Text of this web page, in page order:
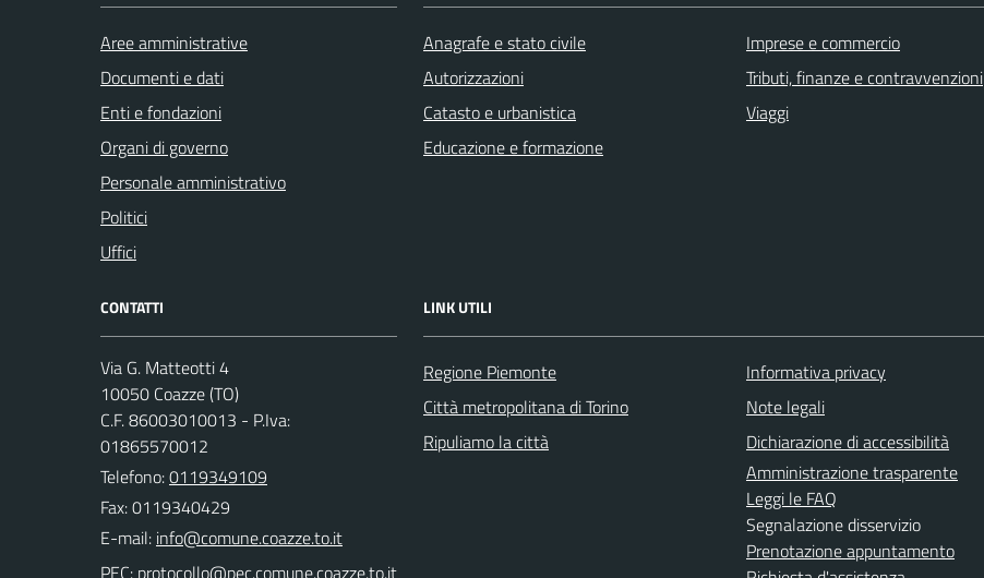
Aree amministrative
Documenti e dati
Enti e fondazioni
Organi di governo
Personale amministrativo
Politici
Uffici
Anagrafe e stato civile
Autorizzazioni
Catasto e urbanistica
Educazione e formazione
Imprese e commercio
Tributi, finanze e contravvenzioni
Viaggi
CONTATTI
Via G. Matteotti 4
10050 Coazze (TO)
C.F. 86003010013 - P.Iva:
01865570012
Telefono:0119349109
Fax: 0119340429
E-mail:
PEC:
LINK UTILI
Regione Piemonte
Città metropolitana di Torino
Ripuliamo la città
Informativa privacy
Note legali
Dichiarazione di accessibilità
Amministrazione trasparente
Leggi le FAQ
Segnalazione disservizio
Prenotazione appuntamento